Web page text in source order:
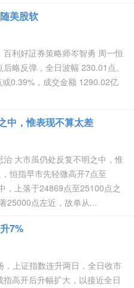
美股软
利好証券策略师岑智勇 周一恒
略反弹，全日波幅 230.01点。
0.39%，成交金额 1290.02亿
中，惟表现不算太差
大市虽仍处反复不明之中，惟
恒指早市先轻微高开7点至
，上落于24869点至25100点之
25000点左近，故单从...
7%
上证指数连升两日，全日收市
高开后升幅扩大，以接近全日